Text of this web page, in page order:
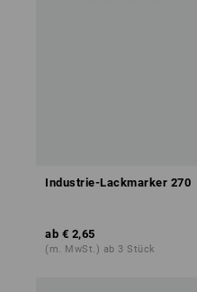
Industrie-Lackmarker 270
ab € 2,65
(m. MwSt.) ab 3 Stück